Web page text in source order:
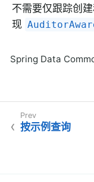
不需要仅跟踪创
现
Spring Data
按示例查询